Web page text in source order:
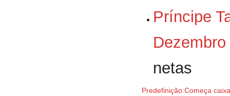
Príncipe
Dezembro
netas
Predefinição:Começa caixa